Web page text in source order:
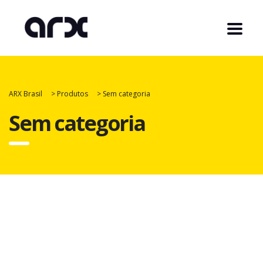
ARX Brasil > Produtos > Sem categoria
Sem categoria